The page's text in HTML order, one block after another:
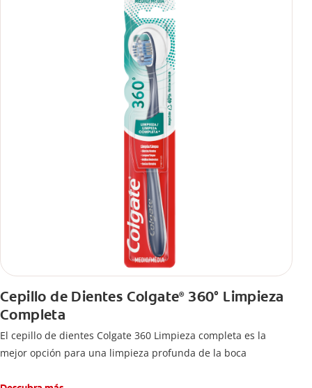
Cepillo de Dientes Colgate®360° Limpieza
Completa
El cepillo de dientes Colgate 360 Limpieza completa es la
mejor opción para una limpieza profunda de la boca